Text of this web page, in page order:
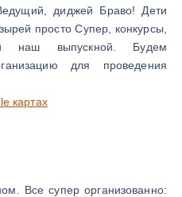
диджей Браво! Дети
просто Супер, конкурсы,
наш выпускной. Будем
для проведения
картах
Все супер организованно: